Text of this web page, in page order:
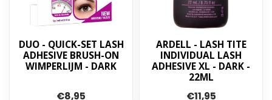
DUO - QUICK-SET LASH
ADHESIVE BRUSH-ON
WIMPERLIJM - DARK
€8,95
ARDELL - LASH TITE
INDIVIDUAL LASH
ADHESIVE XL - DARK -
22ML
€11,95